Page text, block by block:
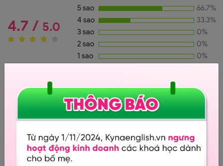
3)
Nguyễn Thanh Kim Huệ
Khóa học này rất có ích cho các phụ huynh có con bị
tự kỷ.
4.7 / 5.0
5 sao
66.7%
4 sao
33.3%
3 sao
0%
2 sao
0%
1 sao
0%